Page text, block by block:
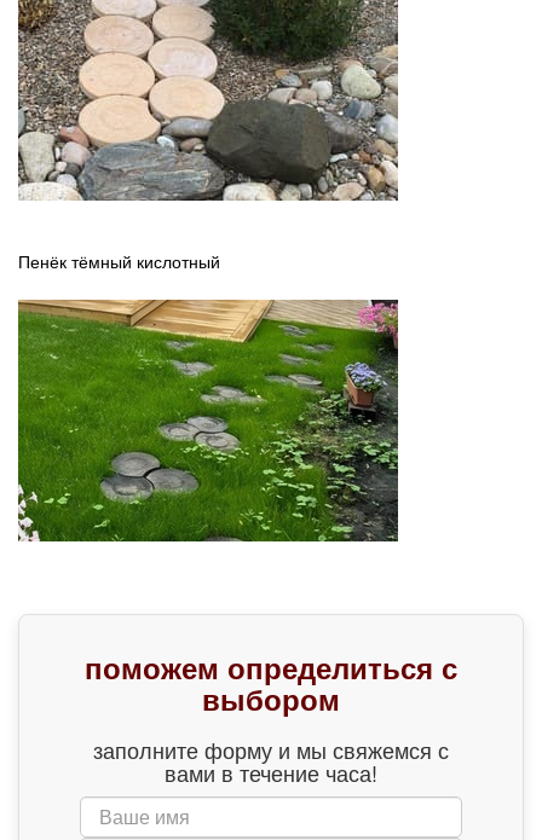
Пенёк тёмный кислотный
поможем определиться с
выбором
заполните форму и мы свяжемся с
вами в течение часа!